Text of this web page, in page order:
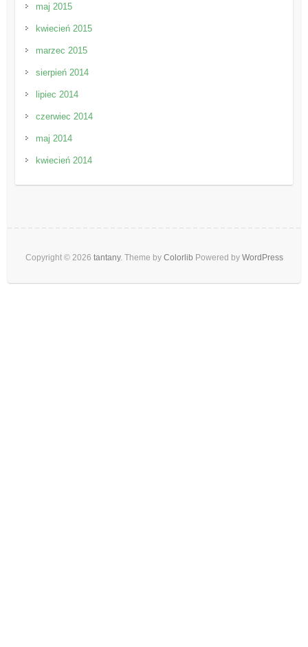
maj 2015
kwiecień 2015
marzec 2015
sierpień 2014
lipiec 2014
czerwiec 2014
maj 2014
kwiecień 2014
Copyright © 2026 tantany. Theme by Colorlib Powered by WordPress